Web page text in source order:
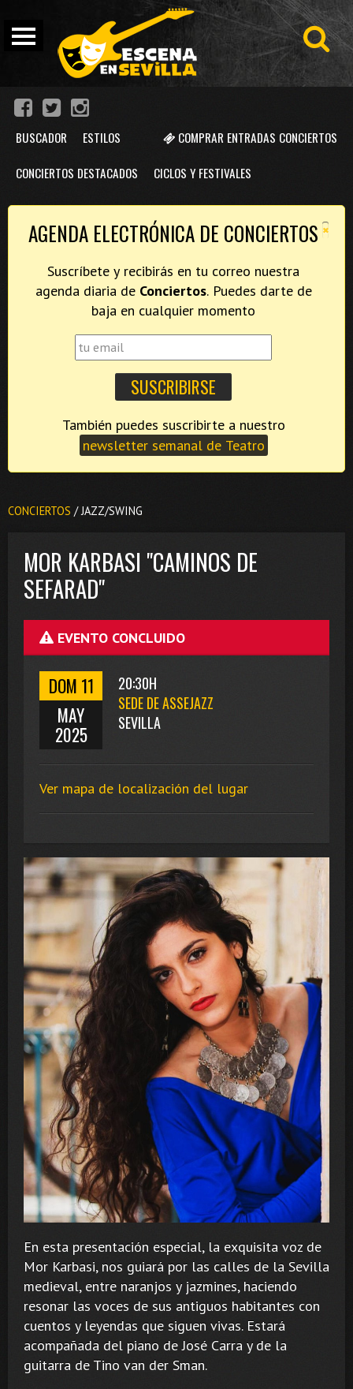
COMPRAR ENTRADAS CONCIERTOS
BUSCADOR ESTILOS
CONCIERTOS DESTACADOS CICLOS Y FESTIVALES
×
AGENDA ELECTRÓNICA DE CONCIERTOS
Suscríbete y recibirás en tu correo nuestra
agenda diaria de Conciertos. Puedes darte de
baja en cualquier momento
newsletter semanal de Teatro
CONCIERTOS / JAZZ/SWING
MOR KARBASI "CAMINOS DE
SEFARAD"
EVENTO CONCLUIDO
DOM 11
MAY
2025
20:30H
SEDE DE ASSEJAZZ
SEVILLA
Ver mapa de localización del lugar
En esta presentación especial, la exquisita voz de
Mor Karbasi, nos guiará por las calles de la Sevilla
medieval, entre naranjos y jazmines, haciendo
resonar las voces de sus antiguos habitantes con
cuentos y leyendas que siguen vivas. Estará
acompañada del piano de José Carra y de la
guitarra de Tino van der Sman.